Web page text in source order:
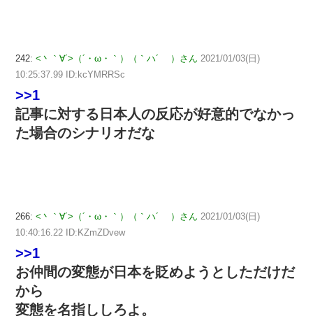
242: <丶｀∀´>（´・ω・｀）（｀ハ´ ）さん 2021/01/03(日)
10:25:37.99 ID:kcYMRRSc
>>1
記事に対する日本人の反応が好意的でなかっ
た場合のシナリオだな
266: <丶｀∀´>（´・ω・｀）（｀ハ´ ）さん 2021/01/03(日)
10:40:16.22 ID:KZmZDvew
>>1
お仲間の変態が日本を貶めようとしただけだ
から
変態を名指ししろよ。